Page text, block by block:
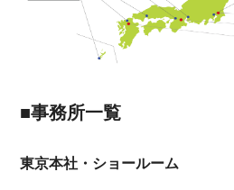
■事務所一覧
東京本社・ショールーム